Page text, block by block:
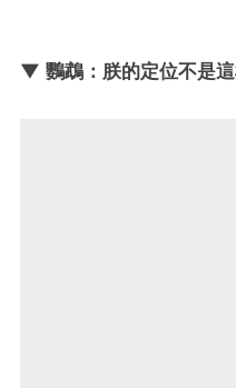
▼ 鸚鵡：朕的定位不是